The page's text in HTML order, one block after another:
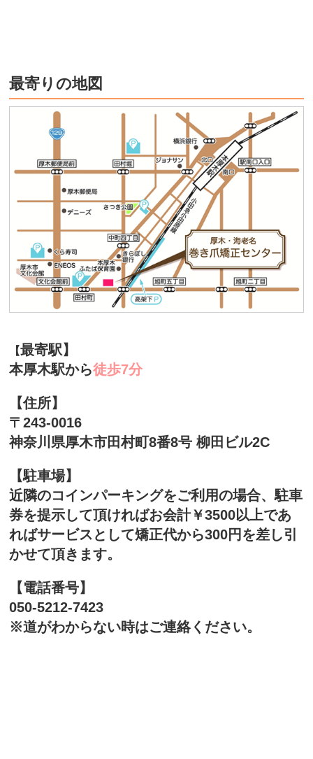
最寄りの地図
【最寄駅】
本厚木駅から徒歩7分
【住所】
〒243-0016
神奈川県厚木市田村町8番8号 柳田ビル2C
【駐車場】
近隣のコインパーキングをご利用の場合、駐車
券を提示して頂ければお会計￥3500以上であ
ればサービスとして矯正代から300円を差し引
かせて頂きます。
【電話番号】
050-5212-7423
※道がわからない時はご連絡ください。